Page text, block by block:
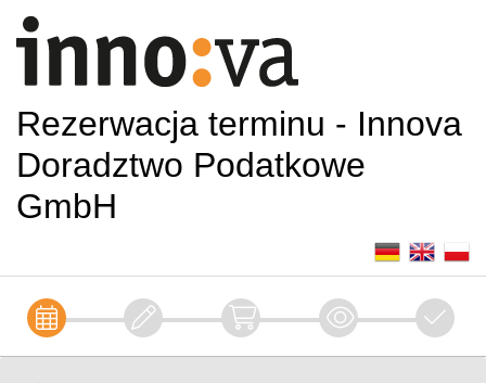
Rezerwacja terminu - Innova
Doradztwo Podatkowe
GmbH